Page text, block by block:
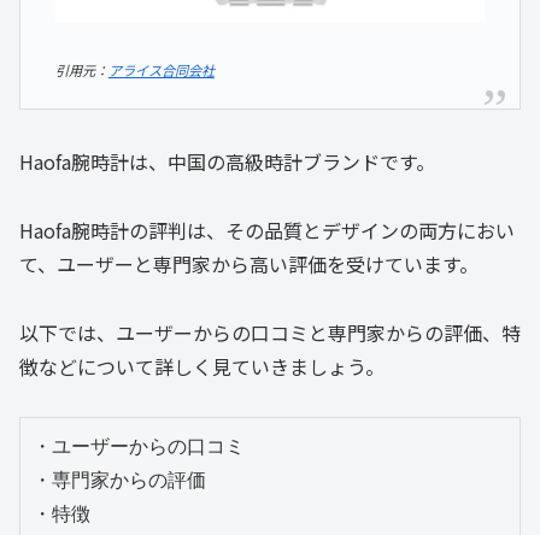
引用元： アライス合同会社
Haofa腕時計は、中国の高級時計ブランドです。
Haofa腕時計の評判は、その品質とデザインの両方におい
て、ユーザーと専門家から高い評価を受けています。
以下では、ユーザーからの口コミと専門家からの評価、特
徴などについて詳しく見ていきましょう。
・ユーザーからの口コミ
・専門家からの評価
・特徴